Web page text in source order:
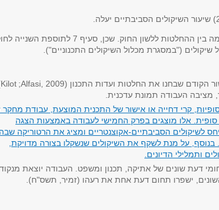
בהתאם לאמור בסעיף 1 לעיל, להשערתי תהיה התאמה בין ההחלטות ללשון החוק. שכן, סעיף 7 לתוספת
שיקולים ("במסגרת מכלול השיקולים התכנוניים").
הקודם שבחנו את החלטות ועדות התכנון (Alfasi, 2009
;
מציבה העבודה תמונת עדכנית.
קרי דחייה או אישור של התכנית המוצעת, עבודת מחקר
אלו מוצגים בפרק החמישי לעבודה באמצעות הצגה
לשיקולים הסביבתיים-אקוצנטריים ומציג את הרטוריקה שבה
על מנת לשקף את השיקולים שנשקלו בצורה מדויקת,
ותמלילי הדיונים.
דעת שונים של אתיקה, תכנון ומשפט. העבודה יוצאת
ישפרו תחום דעת אחת את רעהו (זמיר, תשס"ח).